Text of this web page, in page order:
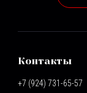
Контакты
+7 (924) 731-65-57